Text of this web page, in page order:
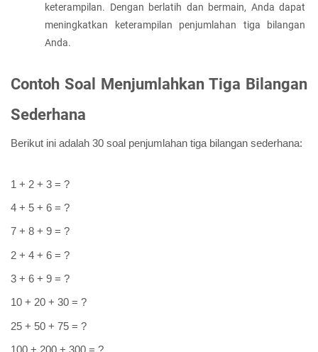
keterampilan. Dengan berlatih dan bermain, Anda dapat
meningkatkan keterampilan penjumlahan tiga bilangan
Anda.
Contoh Soal Menjumlahkan Tiga Bilangan
Sederhana
Berikut ini adalah 30 soal penjumlahan tiga bilangan sederhana:
1 + 2 + 3 = ?
4 + 5 + 6 = ?
7 + 8 + 9 = ?
2 + 4 + 6 = ?
3 + 6 + 9 = ?
10 + 20 + 30 = ?
25 + 50 + 75 = ?